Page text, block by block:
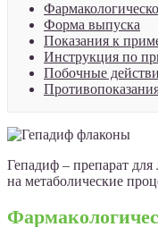
Форма выпуска
Показания к
Инструкция по
Побочные
Гепадиф – препарат
на метаболические